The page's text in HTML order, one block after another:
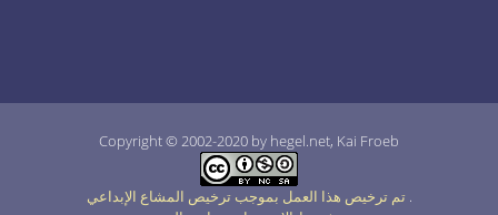
Copyright © 2002-2020 by hegel.net, Kai Froeb
.